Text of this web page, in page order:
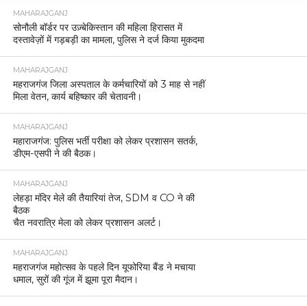
MAHARAJGANJ
सोनौली बॉर्डर पर उज़्बेकिस्तान की महिला हिरासत में
दस्तावेज़ों में गड़बड़ी का मामला, पुलिस ने दर्ज किया मुकदमा
MAHARAJGANJ
महराजगंज जिला अस्पताल के कर्मचारियों को 3 माह से नहीं
मिला वेतन, कार्य बहिष्कार की चेतावनी।
MAHARAJGANJ
महाराजगंज: पुलिस भर्ती परीक्षा को लेकर प्रशासन सतर्क,
डीएम-एसपी ने की बैठक।
MAHARAJGANJ
लेहड़ा मंदिर मेले की तैयारियां तेज, SDM व CO ने की
बैठक
चैत नवरात्रि मेला को लेकर प्रशासन अलर्ट।
MAHARAJGANJ
महराजगंज महोत्सव के पहले दिन यूफोरिया बैंड ने मचाया
धमाल, सुरों की गूंज में झूमा पूरा मैदान।